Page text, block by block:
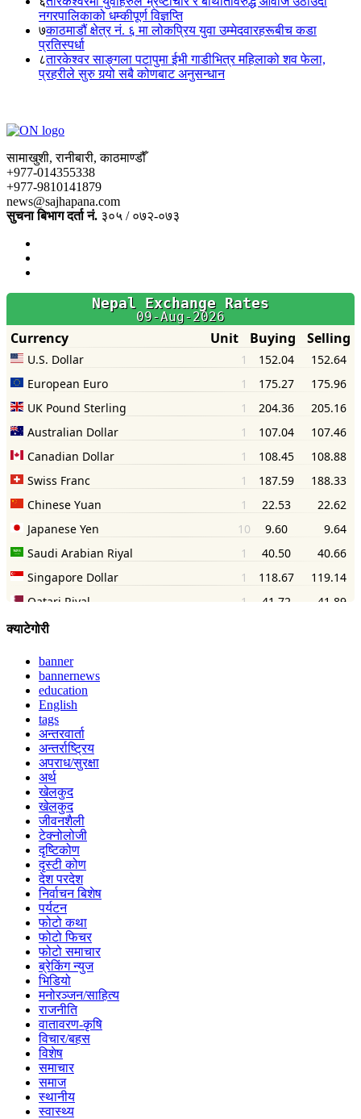
नगरपालिकाको धम्कीपूर्ण विज्ञप्ति
७काठमाडौं क्षेत्र नं. ६ मा लोकप्रिय युवा उम्मेदवारहरूबीच कडा
प्रतिस्पर्धा
८तारकेश्वर साङ्गला पटापुमा ईभी गाडीभित्र महिलाको शव फेला,
प्रहरीले सुरु गर्‍यो सबै कोणबाट अनुसन्धान
सामाखुशी, रानीबारी, काठमाण्डौँ
+977-014355338
+977-9810141879
news@sajhapana.com
सुचना बिभाग दर्ता नं. ३०५ / ०७२-०७३
क्याटेगोरी
banner
bannernews
education
English
tags
अन्तरवार्ता
अन्तर्राष्ट्रिय
अपराध/सुरक्षा
अर्थ
खेलकुद
खेलकुद
जीवनशैली
टेक्नोलोजी
दृष्टिकोण
दृस्टी कोण
देश परदेश
निर्वाचन बिशेष
पर्यटन
फोटो कथा
फोटो फिचर
फोटो समाचार
ब्रेकिंग न्युज
भिडियो
मनोरञ्जन/साहित्य
राजनीति
वातावरण-कृषि
विचार/बहस
विशेष
समाचार
समाज
स्थानीय
स्वास्थ्य